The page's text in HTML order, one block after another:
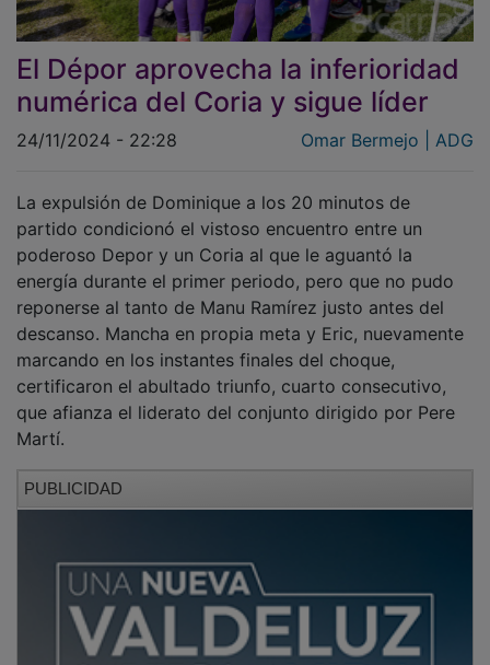
El Dépor aprovecha la inferioridad
numérica del Coria y sigue líder
Omar Bermejo | ADG
partido condicionó el vistoso encuentro entre un
poderoso Depor y un Coria al que le aguantó la
energía durante el primer periodo, pero que no pudo
reponerse al tanto de Manu Ramírez justo antes del
descanso. Mancha en propia meta y Eric, nuevamente
marcando en los instantes finales del choque,
certificaron el abultado triunfo, cuarto consecutivo,
que afianza el liderato del conjunto dirigido por Pere
Martí.